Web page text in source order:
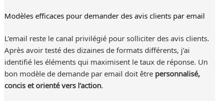
Modèles efficaces pour demander des avis clients par email
L’email reste le canal privilégié pour solliciter des avis clients.
Après avoir testé des dizaines de formats différents, j’ai
identifié les éléments qui maximisent le taux de réponse. Un
bon modèle de demande par email doit êtrepersonnalisé,
concis et orienté vers l’action.